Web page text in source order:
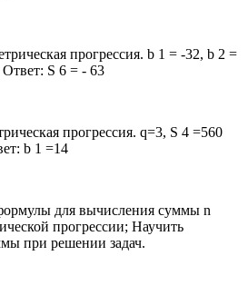
прогрессия. b 1 = -32, b 2 =
S 6 = - 63
прогрессия. q=3, S 4 =560
b 1 =14
для вычисления суммы n
прогрессии; Научить
при решении задач.